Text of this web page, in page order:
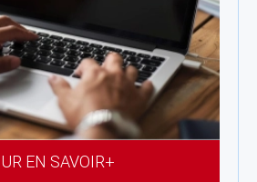
EN SAVOIR+